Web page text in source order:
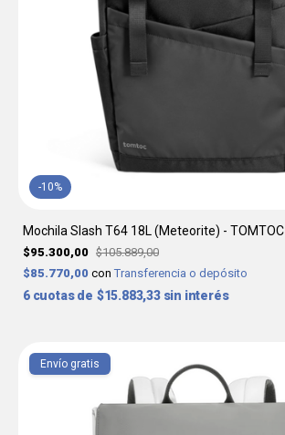
-10%
Mochila Slash T64 18L (Meteorite) - TOMTOC
$95.300,00 $105.889,00
$85.770,00 con Transferencia o depósito
6 $15.883,33 sin interés
Envío gratis